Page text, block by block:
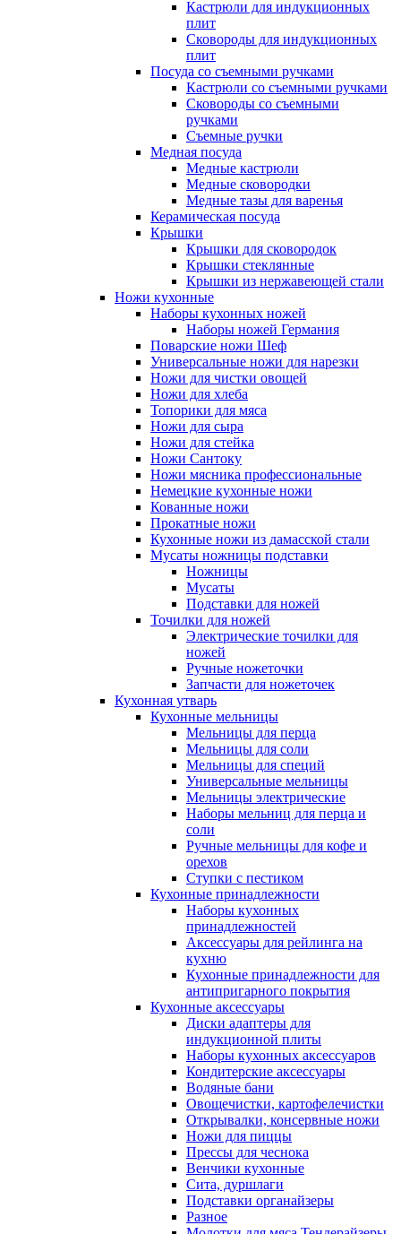
Кастрюли для индукционных
плит
Сковороды для индукционных
плит
Посуда со съемными ручками
Кастрюли со съемными ручками
Сковороды со съемными
ручками
Съемные ручки
Медная посуда
Медные кастрюли
Медные сковородки
Медные тазы для варенья
Керамическая посуда
Крышки
Крышки для сковородок
Крышки стеклянные
Крышки из нержавеющей стали
Ножи кухонные
Наборы кухонных ножей
Наборы ножей Германия
Поварские ножи Шеф
Универсальные ножи для нарезки
Ножи для чистки овощей
Ножи для хлеба
Топорики для мяса
Ножи для сыра
Ножи для стейка
Ножи Сантоку
Ножи мясника профессиональные
Немецкие кухонные ножи
Кованные ножи
Прокатные ножи
Кухонные ножи из дамасской стали
Мусаты ножницы подставки
Ножницы
Мусаты
Подставки для ножей
Точилки для ножей
Электрические точилки для
ножей
Ручные ножеточки
Запчасти для ножеточек
Кухонная утварь
Кухонные мельницы
Мельницы для перца
Мельницы для соли
Мельницы для специй
Универсальные мельницы
Мельницы электрические
Наборы мельниц для перца и
соли
Ручные мельницы для кофе и
орехов
Ступки с пестиком
Кухонные принадлежности
Наборы кухонных
принадлежностей
Аксессуары для рейлинга на
кухню
Кухонные принадлежности для
антипригарного покрытия
Кухонные аксессуары
Диски адаптеры для
индукционной плиты
Наборы кухонных аксессуаров
Кондитерские аксессуары
Водяные бани
Овощечистки, картофелечистки
Открывалки, консервные ножи
Ножи для пиццы
Прессы для чеснока
Венчики кухонные
Сита, дуршлаги
Подставки органайзеры
Разное